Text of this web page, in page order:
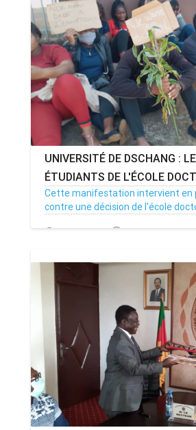
UNIVERSITÉ DE DSCHANG :
ÉTUDIANTS DE L'ÉCOLE
Cette manifestation intervient en
contre une décision de l'école
22/10/20 Par MenouActu